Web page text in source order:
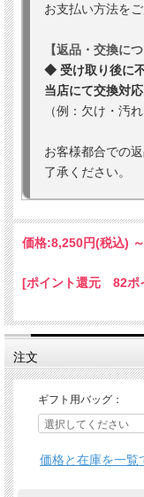
お支払い方法を
【返品・交換につ
◆ 受け取り後に
当店にて交換対応
（例：欠け・汚
お客様都合での
了承ください。
価格:8,250円(税込) ～
[ポイント還元 82ポ
注文
ギフト用バッグ：
価格と在庫を一覧